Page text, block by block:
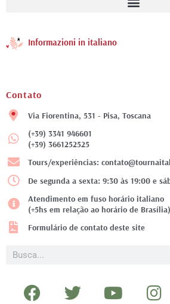
Informazioni in italiano
Contato
Via Fiorentina, 531 - Pisa, Toscana
(+39) 3341 946601
(+39) 3661252525
Tours/experiências:
De segunda a sexta: 9:30 às 19:00 e
Atendimento em fuso horário italiano
(+5hs em relação ao horário de Brasília)
Formulário de contato deste site
Pesquisar
F
T
Y
I